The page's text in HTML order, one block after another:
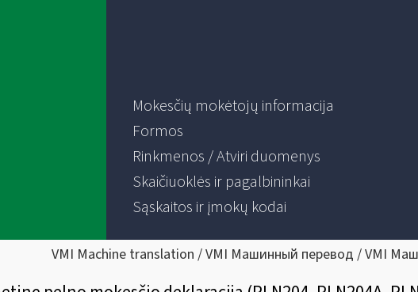
Mokesčių mokėtojų informacija
Formos
Rinkmenos / Atviri duomenys
Skaičiuoklės ir pagalbininkai
Sąskaitos ir įmokų kodai
VMI Machine translation / VMI Машинный перевод / VMI